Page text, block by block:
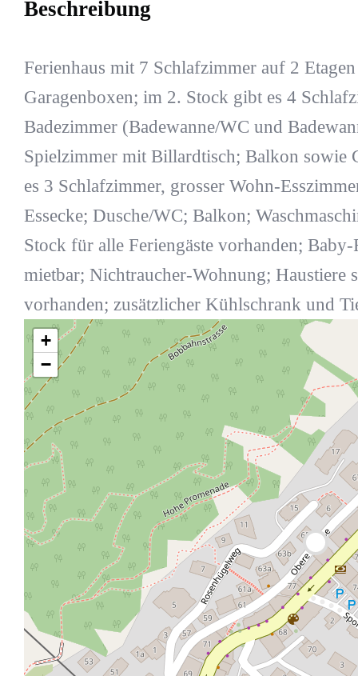
Beschreibung
Ferienhaus mit 7 Schlafzimmer auf 2
Garagenboxen; im 2. Stock gibt es 4
Badezimmer (Badewanne/WC und
Spielzimmer mit Billardtisch; Balkon sowie
es 3 Schlafzimmer, grosser Wohn-
Essecke; Dusche/WC; Balkon;
Stock für alle Feriengäste vorhanden;
mietbar; Nichtraucher-Wohnung; Haustiere
vorhanden; zusätzlicher Kühlschrank und
+
−